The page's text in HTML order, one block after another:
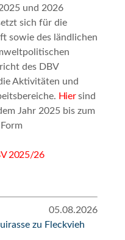
und 2026
sich für die
sowie des ländlichen
des DBV
Aktivitäten und
Hiersind
Jahr 2025 bis zum
2025/26
05.08.2026
zu Fleckvieh